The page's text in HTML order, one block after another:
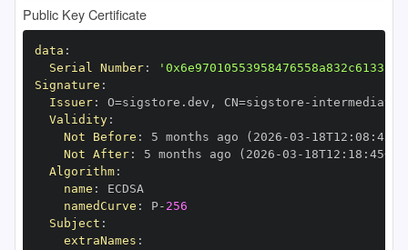
Public Key Certificate
data :
Serial Number:
Signature :
Issuer: O=sigstore.dev , CN=sigstore -
Validity:
Not Before : 5 months ago (2026 -03 - 18T12 : 08 :
Not After: 5 months ago (2026 -03 - 18T12 : 18 : 45+00
Algorithm:
name :
namedCurve : P- 256
Subject :
extraNames :